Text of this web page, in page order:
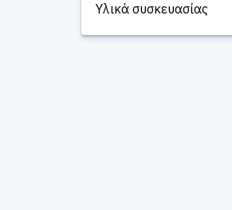
Υλικά συσκευασίας